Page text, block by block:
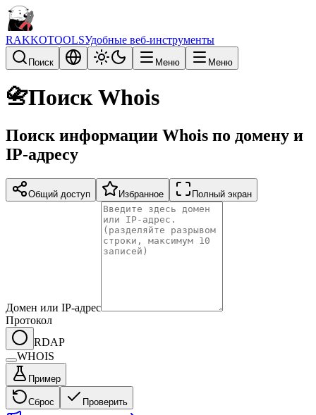
RAKKOTOOLSУдобные веб-инструменты
Поиск Меню Меню
📇Поиск Whois
Поиск информации Whois по домену и
IP-адресу
Общий доступ Избранное Полный экран
Домен или IP-адрес
Протокол
RDAP
WHOIS
Пример
Сброс Проверить